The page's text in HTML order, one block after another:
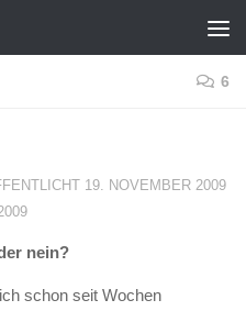
6
19. NOVEMBER 2009
nein?
schon seit Wochen